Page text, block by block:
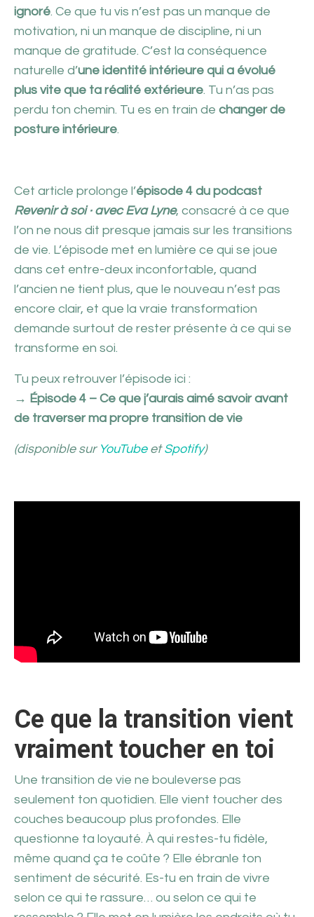
ignoré. Ce que tu vis n’est pas un manque de
motivation, ni un manque de discipline, ni un
manque de gratitude. C’est la conséquence
naturelle d’une identité intérieure qui a évolué
plus vite que ta réalité extérieure. Tu n’as pas
perdu ton chemin. Tu es en train de changer de
posture intérieure.
Cet article prolonge l’épisode 4 du podcast
Revenir à soi · avec Eva Lyne, consacré à ce que
l’on ne nous dit presque jamais sur les transitions
de vie. L’épisode met en lumière ce qui se joue
dans cet entre-deux inconfortable, quand
l’ancien ne tient plus, que le nouveau n’est pas
encore clair, et que la vraie transformation
demande surtout de rester présente à ce qui se
transforme en soi.
Tu peux retrouver l’épisode ici :
→ Épisode 4 – Ce que j’aurais aimé savoir avant
de traverser ma propre transition de vie
(disponible sur YouTubeetSpotify)
Ce que la transition vient
vraiment toucher en toi
Une transition de vie ne bouleverse pas
seulement ton quotidien. Elle vient toucher des
couches beaucoup plus profondes. Elle
questionne ta loyauté. À qui restes-tu fidèle,
même quand ça te coûte ? Elle ébranle ton
sentiment de sécurité. Es-tu en train de vivre
selon ce qui te rassure… ou selon ce qui te